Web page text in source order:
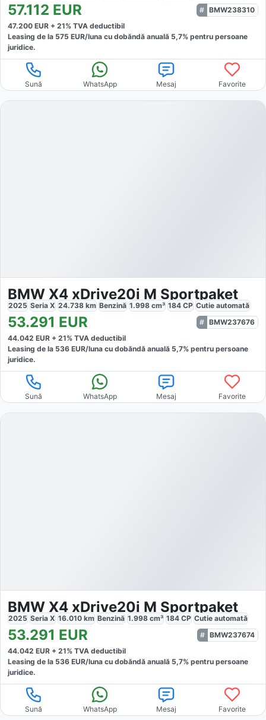
57.112 EUR
BMW238310
47.200 EUR + 21% TVA deductibil
Leasing de la 575 EUR/luna cu dobăndă anuală 5,7% pentru persoane
juridice.
Sună WhatsApp Mesaj Favorite
BMW X4 xDrive20i M Sportpaket
2025 Seria X 24.738 km Benzină 1.998 cm³ 184 CP Cutie automată
53.291 EUR
BMW237676
44.042 EUR + 21% TVA deductibil
Leasing de la 536 EUR/luna cu dobăndă anuală 5,7% pentru persoane
juridice.
Sună WhatsApp Mesaj Favorite
BMW X4 xDrive20i M Sportpaket
2025 Seria X 16.010 km Benzină 1.998 cm³ 184 CP Cutie automată
53.291 EUR
BMW237674
44.042 EUR + 21% TVA deductibil
Leasing de la 536 EUR/luna cu dobăndă anuală 5,7% pentru persoane
juridice.
Sună WhatsApp Mesaj Favorite